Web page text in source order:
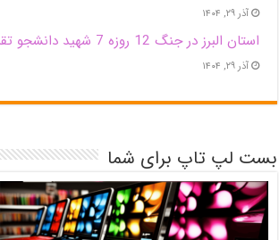
آذر ۲۹, ۱۴۰۴
استان البرز در جنگ 12 روزه 7 شهید دانشجو تقدیم انقلاب کرد
آذر ۲۹, ۱۴۰۴
بست لپ تاپ برای شما